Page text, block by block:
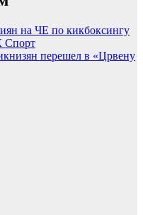
на ЧЕ по кикбоксингу
Спорт
перешел в «Црвену